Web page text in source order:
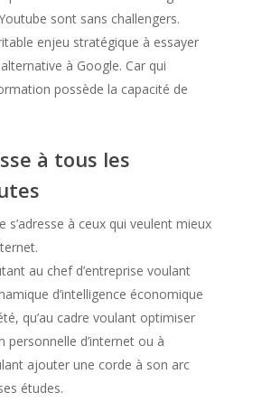
sont sans challengers.
enjeu stratégique à essayer
à Google. Car qui
possède la capacité de
à tous les
s’adresse à ceux qui veulent mieux
au chef d’entreprise voulant
d’intelligence économique
qu’au cadre voulant optimiser
personnelle d’internet ou à
ajouter une corde à son arc
études.